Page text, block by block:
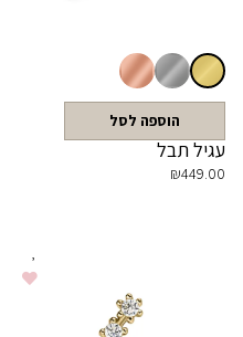
הוספה לסל
עגיל תבל
₪449.00